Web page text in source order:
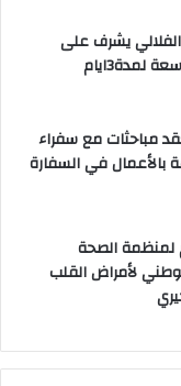
يشرف على
مباحثات مع سفراء
بالأعمال في السفارة
لمنظمة الصحة
لأمراض القلب